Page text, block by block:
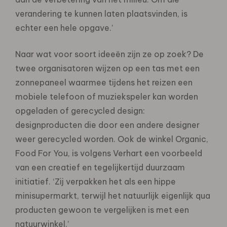
verandering te kunnen laten plaatsvinden, is
echter een hele opgave.’
Naar wat voor soort ideeën zijn ze op zoek? De
twee organisatoren wijzen op een tas met een
zonnepaneel waarmee tijdens het reizen een
mobiele telefoon of muziekspeler kan worden
opgeladen of gerecycled design:
designproducten die door een andere designer
weer gerecycled worden. Ook de winkel Organic,
Food For You, is volgens Verhart een voorbeeld
van een creatief en tegelijkertijd duurzaam
initiatief. ‘Zij verpakken het als een hippe
minisupermarkt, terwijl het natuurlijk eigenlijk qua
producten gewoon te vergelijken is met een
natuurwinkel.’